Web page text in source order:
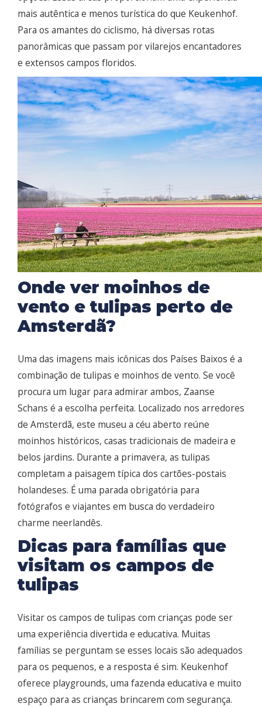
mais autêntica e menos turística do que Keukenhof.
Para os amantes do ciclismo, há diversas rotas
panorâmicas que passam por vilarejos encantadores
e extensos campos floridos.
Onde ver moinhos de
vento e tulipas perto de
Amsterdã?
Uma das imagens mais icônicas dos Países Baixos é a
combinação de tulipas e moinhos de vento. Se você
procura um lugar para admirar ambos, Zaanse
Schans é a escolha perfeita. Localizado nos arredores
de Amsterdã, este museu a céu aberto reúne
moinhos históricos, casas tradicionais de madeira e
belos jardins. Durante a primavera, as tulipas
completam a paisagem típica dos cartões-postais
holandeses. É uma parada obrigatória para
fotógrafos e viajantes em busca do verdadeiro
charme neerlandês.
Dicas para famílias que
visitam os campos de
tulipas
Visitar os campos de tulipas com crianças pode ser
uma experiência divertida e educativa. Muitas
famílias se perguntam se esses locais são adequados
para os pequenos, e a resposta é sim. Keukenhof
oferece playgrounds, uma fazenda educativa e muito
espaço para as crianças brincarem com segurança.